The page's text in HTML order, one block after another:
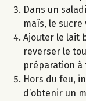
Dans un
maïs, le
Ajouter le lait
reverser le
préparation à
Hors du feu,
d’obtenir un